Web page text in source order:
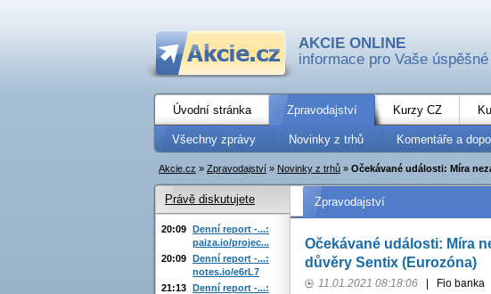
AKCIE ONLINE
informace pro Vaše
Úvodní stránka Zpravodajství Kurzy CZ
Všechny zprávy Novinky z trhů Komentáře a
Akcie.cz » Zpravodajství » Novinky z trhů » Očekávané události: Míra
Zpravodajství
Očekávané události: Míra
důvěry Sentix (Eurozóna)
11.01.2021 08:18:06 Fio banka
Právě diskutujete
20:09 Denní report -...:
paiza.io/projec...
20:09 Denní report -...:
notes.io/e6rL7
21:13 Denní report -...: